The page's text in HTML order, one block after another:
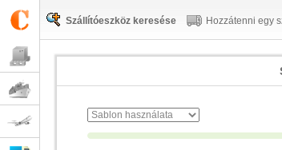
Szállítóeszköz keresése Hozzátenni egy